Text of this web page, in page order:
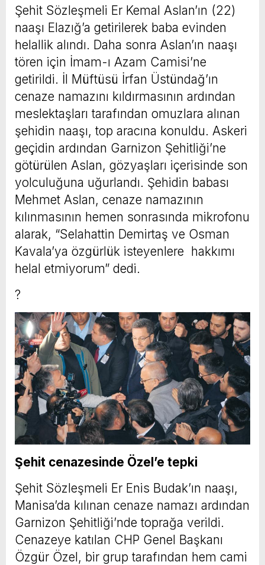
Şehit Sözleşmeli Er Kemal Aslan’ın (22)
naaşı Elazığ’a getirilerek baba evinden
helallik alındı. Daha sonra Aslan’ın naaşı
tören için İmam-ı Azam Camisi’ne
getirildi. İl Müftüsü İrfan Üstündağ’ın
cenaze namazını kıldırmasının ardından
meslektaşları tarafından omuzlara alınan
şehidin naaşı, top aracına konuldu. Askeri
geçidin ardından Garnizon Şehitliği’ne
götürülen Aslan, gözyaşları içerisinde son
yolculuğuna uğurlandı. Şehidin babası
Mehmet Aslan, cenaze namazının
kılınmasının hemen sonrasında mikrofonu
alarak, “Selahattin Demirtaş ve Osman
Kavala’ya özgürlük isteyenlere hakkımı
helal etmiyorum” dedi.
?
Şehit cenazesinde Özel’e tepki
Şehit Sözleşmeli Er Enis Budak’ın naaşı,
Manisa’da kılınan cenaze namazı ardından
Garnizon Şehitliği’nde toprağa verildi.
Cenazeye katılan CHP Genel Başkanı
Özgür Özel, bir grup tarafından hem cami